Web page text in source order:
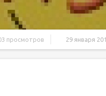
просмотров 29 января